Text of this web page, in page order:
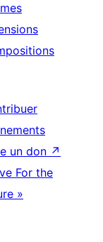
un don ↗
For the
»